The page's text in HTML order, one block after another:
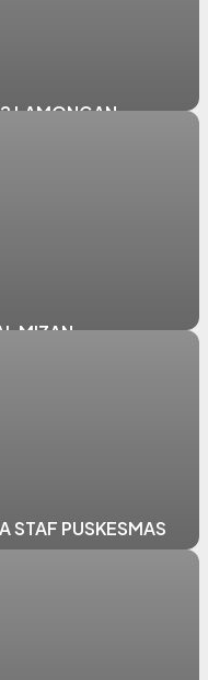
LAMONGAN
MIZAN
STAF PUSKESMAS